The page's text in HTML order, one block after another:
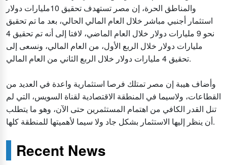
والمناطق الحرة، إن مصر تستهدف تحقيق 10مليارات دولار
استثمار أجنبي مباشر خلال العام المالي الحالي، بعد ما تم تحقيق
نحو 9 مليارات دولار خلال العام الماضي، لافتا إلى أنه تم تحقيق 4
مليارات دولار خلال الربع الأول، من العام المالي، ونسعى إلى
تحقيق 4 مليارات دولار خلال الربع الثاني من العام المالي.
وأضاف هيبة إن ‏مصر تمتلك فرصا استثمارية واعدة في العديد من
القطاعات، ولاسيما في المنطقة الاقتصادية لقناة السويس، التي لم
تنل القدر الكافي من اهتمام المستثمرين حتى الآن، وهو ما يتطلب
أن ينظر إليها الاستثمار بشكل جاد ولا سيما لأهميتها للمنطقة كلها.
Recent News